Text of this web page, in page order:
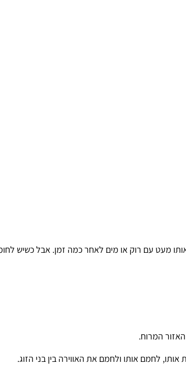
רוק או מים לאחר כמה זמן. אבל כשיש לחומר סיכה כל
אותו ולחמם את האווירה בין בני הזוג.